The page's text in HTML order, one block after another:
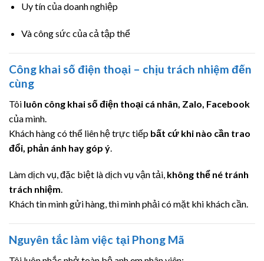
Uy tín của doanh nghiệp
Và công sức của cả tập thể
Công khai số điện thoại – chịu trách nhiệm đến
cùng
Tôi luôn công khai số điện thoại cá nhân, Zalo, Facebook
của mình.
Khách hàng có thể liên hệ trực tiếp bất cứ khi nào cần trao
đổi, phản ánh hay góp ý
Làm dịch vụ, đặc biệt là dịch vụ vận tải, không thể né tránh
trách nhiệm.
Khách tin mình gửi hàng, thì mình phải có mặt khi khách cần.
Nguyên tắc làm việc tại Phong Mã